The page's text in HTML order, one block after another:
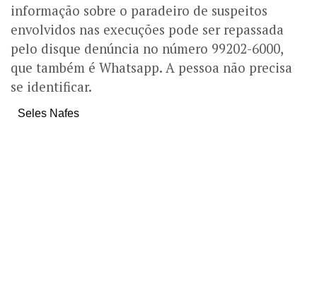
informação sobre o paradeiro de suspeitos
envolvidos nas execuções pode ser repassada
pelo disque denúncia no número 99202-6000,
que também é Whatsapp. A pessoa não precisa
se identificar.
Seles Nafes